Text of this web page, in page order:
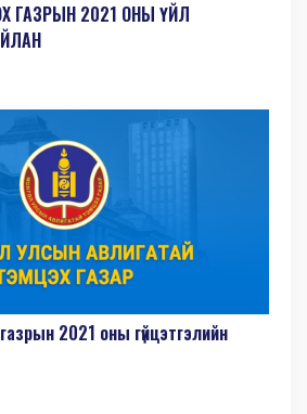
ГАЗРЫН 2021 ОНЫ ҮЙЛ
2021 оны гүйцэтгэлийн